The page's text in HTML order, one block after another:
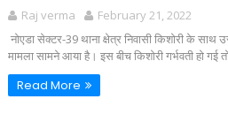
Raj verma
February 21, 2022
नोएडा सेक्टर-39 थाना क्षेत्र निवासी किशोरी के
मामला सामने आया है। इस बीच किशोरी गर्भवती हो गई
Read More